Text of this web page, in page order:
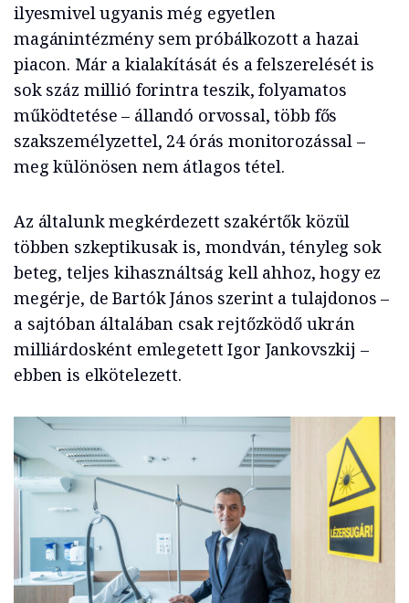
ilyesmivel ugyanis még egyetlen
magánintézmény sem próbálkozott a hazai
piacon. Már a kialakítását és a felszerelését is
sok száz millió forintra teszik, folyamatos
működtetése – állandó orvossal, több fős
szakszemélyzettel, 24 órás monitorozással –
meg különösen nem átlagos tétel.
Az általunk megkérdezett szakértők közül
többen szkeptikusak is, mondván, tényleg sok
beteg, teljes kihasználtság kell ahhoz, hogy ez
megérje, de Bartók János szerint a tulajdonos –
a sajtóban általában csak rejtőzködő ukrán
milliárdosként emlegetett Igor Jankovszkij –
ebben is elkötelezett.